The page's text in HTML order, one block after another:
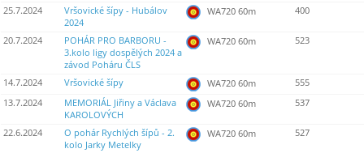
25.7.2024
Vršovické šípy - Hubálov
2024
WA720 60m 400
20.7.2024
POHÁR PRO BARBORU -
3.kolo ligy dospělých 2024 a
závod Poháru ČLS
WA720 60m 523
14.7.2024 Vršovické šípy WA720 60m
555
13.7.2024
MEMORIÁL Jiřiny a Václava
KAROLOVÝCH
WA720 60m 537
22.6.2024
O pohár Rychlých šípů - 2.
kolo Jarky Metelky
WA720 60m 527